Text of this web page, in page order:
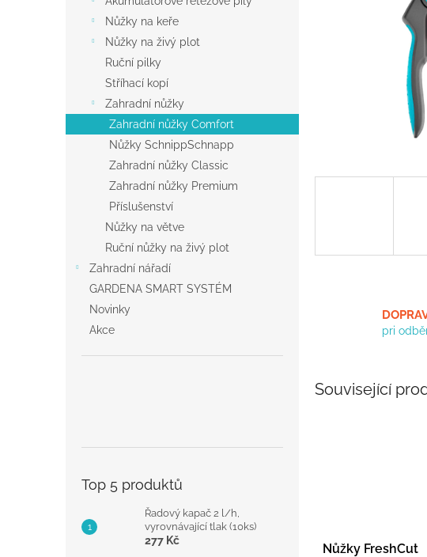
Nůžky na keře
Nůžky na živý plot
Ruční pilky
Stříhací kopí
Zahradní nůžky
Zahradní nůžky Comfort
Nůžky SchnippSchnapp
Zahradní nůžky Classic
Zahradní nůžky Premium
Příslušenství
Nůžky na větve
Ruční nůžky na živý plot
Zahradní nářadí
GARDENA SMART SYSTÉM
Novinky
Akce
Top 5 produktů
Řadový kapač 2 l/h,
vyrovnávající tlak (10ks)
277 Kč
pri
Související
Nůžky FreshCut